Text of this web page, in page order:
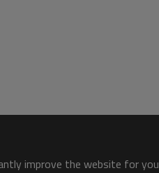
improve the website for you.